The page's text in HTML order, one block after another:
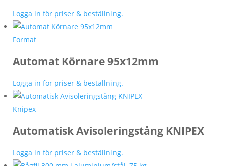
Logga in för priser & beställning.
Format
Automat Körnare 95x12mm
Logga in för priser & beställning.
Knipex
Automatisk Avisoleringstång KNIPEX
Logga in för priser & beställning.